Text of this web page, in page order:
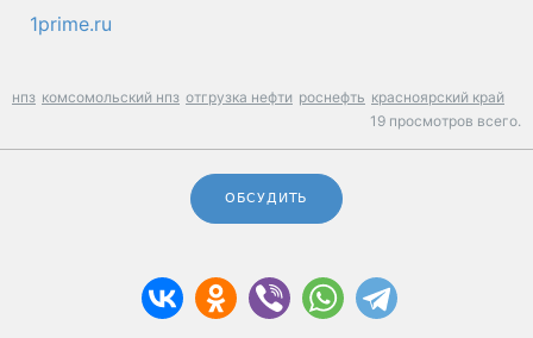
1prime.ru
нпз комсомольский нпз отгрузка нефти роснефть красноярский край
19 просмотров всего.
ОБСУДИТЬ